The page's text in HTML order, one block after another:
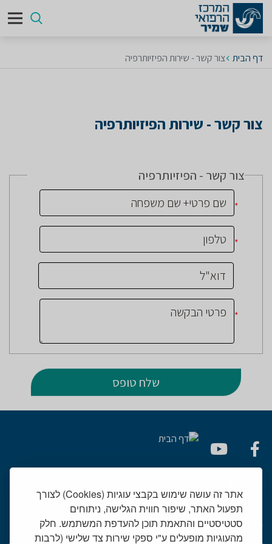
אתר זה עושה שימוש בקבצי עוגיות (Cookies) לצורך
תפעול האתר, שיפור חווית הגלישה, ניתוחים
סטטיסטיים והתאמת תוכן להעדפת המשתמש. חלק
מהעוגיות מופעלים ע"י ספקי שירות צד שלישי (לרבות
דף הבית צור קשר - שירות הפיזיותרפיה
צור קשר - שירות הפיזיותרפיה
צור קשר - הפיזיותרפיה
*
*
*
יחידות רפואיות